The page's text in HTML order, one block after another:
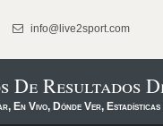
info@live2sport.com
De Resultados
En Vivo, Dónde Ver, Estadísticas